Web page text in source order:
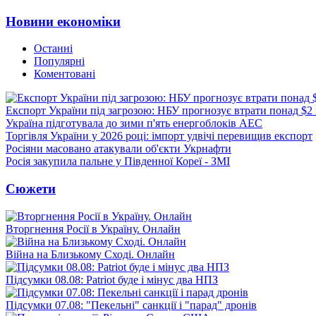
Новини економіки
Останні
Популярні
Коментовані
Експорт України під загрозою: НБУ прогнозує втрати понад
Україна підготувала до зими п'ять енергоблоків АЕС
Торгівля України у 2026 році: імпорт удвічі перевищив експорт
Росіяни масовано атакували об'єкти Укрнафти
Росія закупила пальне у Південної Кореї - ЗМІ
Сюжети
Вторгнення Росії в Україну. Онлайн
Війна на Близькому Сході. Онлайн
Підсумки 08.08: Patriot буде і мінус два НПЗ
Підсумки 07.08: "Пекельні" санкції і "парад" дронів